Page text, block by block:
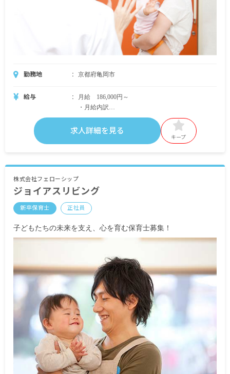
勤務地 京都府亀岡市
給与
月給 186,000円～
・月給内訳
基本給 171,200円～
処遇改善手当 8,000円～
住宅手当 上限27,000円
昇給有 年1回 4,200円～
求人詳細を見る
キープ
株式会社フェローシップ
ジョイアスリビング
新卒保育士 正社員
子どもたちの未来を支え、心を育む保育士募集！